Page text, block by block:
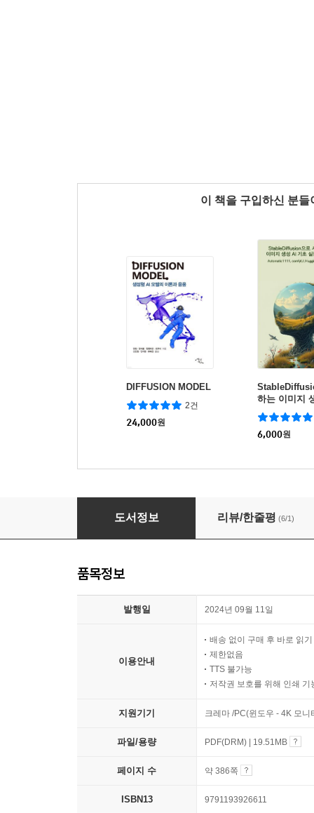
이 책을 구입하신 분
DIFFUSION MODEL
2건
24,000원
하는 이미지
실전 가이드
6,000원
파이썬과 자바스크립트로 배우는 OpenAI 프로
도서정보 리뷰/한줄평 (6/1)
품목정보
발행일 2024년 09월 11일
이용안내
배송 없이 구매 후 바로 읽기
제한없음
TTS 불가능
저작권 보호를 위해 인쇄 기
지원기기 크레마 /PC(윈도우 - 4K 모
파일/용량 PDF(DRM) | 19.51MB
페이지 수 약 386쪽
ISBN13 9791193926611